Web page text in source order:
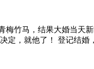
梅竹马，结果大婚当天
定，就他了！ 登记结